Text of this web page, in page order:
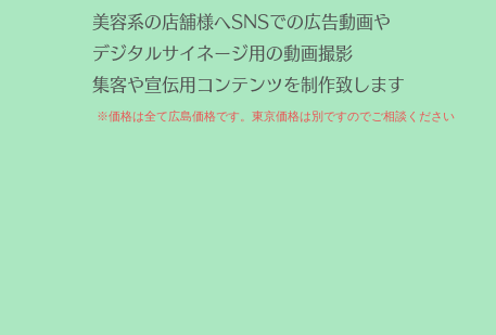
美容系の店舗様へSNSでの広告動画や
デジタルサイネージ用の動画撮影
​集客や宣伝用コンテンツを制作致します
※価格は全て広島価格です。東京価格は別ですのでご相談ください